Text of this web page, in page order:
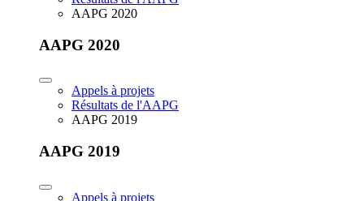
AAPG 2020
AAPG 2020
Appels à projets
Résultats de l'AAPG
AAPG 2019
AAPG 2019
Appels à projets